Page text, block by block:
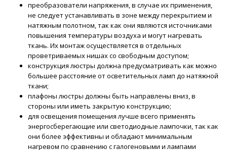
преобразователи напряжения, в случае их применения,
не следует устанавливать в зоне между перекрытием и
натяжным полотном, так как они являются источниками
повышения температуры воздуха и могут нагревать
ткань. Их монтаж осуществляется в отдельных
проветриваемых нишах со свободным доступом;
конструкция люстры должна предусматривать как можно
большее расстояние от осветительных ламп до натяжной
ткани;
плафоны люстры должны быть направлены вниз, в
стороны или иметь закрытую конструкцию;
для освещения помещения лучше всего применять
энергосберегающие или светодиодные лампочки, так как
они более эффективны и обладают минимальным
нагревом по сравнению с галогеновыми и лампами